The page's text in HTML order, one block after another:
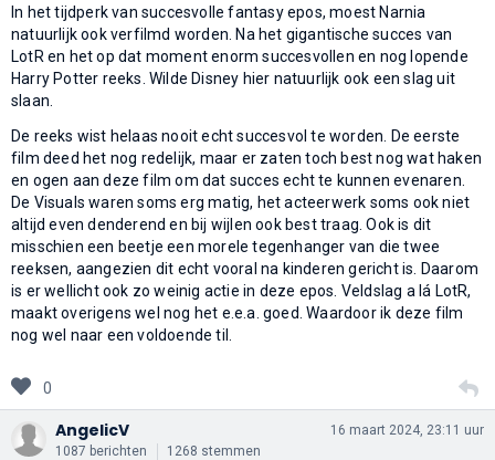
In het tijdperk van succesvolle fantasy epos, moest Narnia
natuurlijk ook verfilmd worden. Na het gigantische succes van
LotR en het op dat moment enorm succesvollen en nog lopende
Harry Potter reeks. Wilde Disney hier natuurlijk ook een slag uit
slaan.
De reeks wist helaas nooit echt succesvol te worden. De eerste
film deed het nog redelijk, maar er zaten toch best nog wat haken
en ogen aan deze film om dat succes echt te kunnen evenaren.
De Visuals waren soms erg matig, het acteerwerk soms ook niet
altijd even denderend en bij wijlen ook best traag. Ook is dit
misschien een beetje een morele tegenhanger van die twee
reeksen, aangezien dit echt vooral na kinderen gericht is. Daarom
is er wellicht ook zo weinig actie in deze epos. Veldslag a lá LotR,
maakt overigens wel nog het e.e.a. goed. Waardoor ik deze film
nog wel naar een voldoende til.
0
AngelicV
1087 berichten 1268 stemmen
16 maart 2024, 23:11 uur